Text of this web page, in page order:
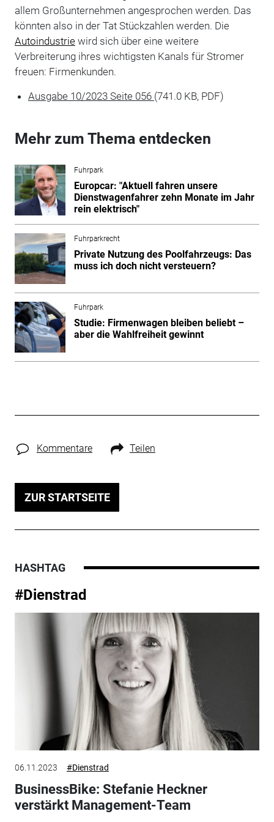
allem Großunternehmen angesprochen werden. Das
könnten also in der Tat Stückzahlen werden. Die
Autoindustriewird sich über eine weitere
Verbreiterung ihres wichtigsten Kanals für Stromer
freuen: Firmenkunden.
Ausgabe 10/2023 Seite 056 (741.0 KB, PDF)
Mehr zum Thema entdecken
Fuhrpark
Europcar: "Aktuell fahren unsere
Dienstwagenfahrer zehn Monate im Jahr
rein elektrisch"
Fuhrparkrecht
Private Nutzung des Poolfahrzeugs: Das
muss ich doch nicht versteuern?
Fuhrpark
Studie: Firmenwagen bleiben beliebt –
aber die Wahlfreiheit gewinnt
Kommentare Teilen
ZUR STARTSEITE
HASHTAG
#Dienstrad
06.11.2023 #Dienstrad
BusinessBike: Stefanie Heckner
verstärkt Management-Team